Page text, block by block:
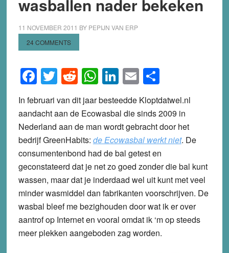
wasballen nader bekeken
11 NOVEMBER 2011 BY PEPIJN VAN ERP
24 COMMENTS
Facebook
Twitter
Reddit
WhatsApp
LinkedIn
EmailShare
In februari van dit jaar besteedde Kloptdatwel.nl
aandacht aan de Ecowasbal die sinds 2009 in
Nederland aan de man wordt gebracht door het
bedrijf GreenHabits: de Ecowasbal werkt niet. De
consumentenbond had de bal getest en
geconstateerd dat je net zo goed zonder die bal kunt
wassen, maar dat je inderdaad wel uit kunt met veel
minder wasmiddel dan fabrikanten voorschrijven. De
wasbal bleef me bezighouden door wat ik er over
aantrof op Internet en vooral omdat ik ‘m op steeds
meer plekken aangeboden zag worden.